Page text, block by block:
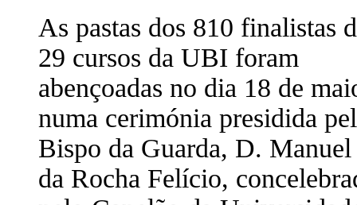
As pastas dos 810 finalistas
29 cursos da UBI foram
abençoadas no dia 18 de
numa cerimónia presidida
Bispo da Guarda, D. Manuel
da Rocha Felício,